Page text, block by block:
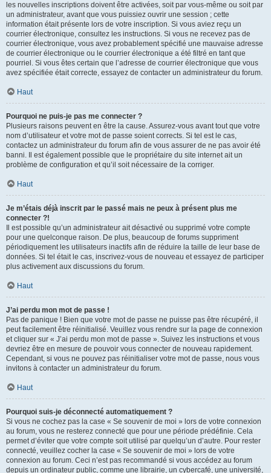
les nouvelles inscriptions doivent être activées, soit par vous-même ou soit par
un administrateur, avant que vous puissiez ouvrir une session ; cette
information était présente lors de votre inscription. Si vous aviez reçu un
courrier électronique, consultez les instructions. Si vous ne recevez pas de
courrier électronique, vous avez probablement spécifié une mauvaise adresse
de courrier électronique ou le courrier électronique a été filtré en tant que
pourriel. Si vous êtes certain que l’adresse de courrier électronique que vous
avez spécifiée était correcte, essayez de contacter un administrateur du forum.
Haut
Pourquoi ne puis-je pas me connecter ?
Plusieurs raisons peuvent en être la cause. Assurez-vous avant tout que votre
nom d’utilisateur et votre mot de passe soient corrects. Si tel est le cas,
contactez un administrateur du forum afin de vous assurer de ne pas avoir été
banni. Il est également possible que le propriétaire du site internet ait un
problème de configuration et qu’il soit nécessaire de la corriger.
Haut
Je m’étais déjà inscrit par le passé mais ne peux à présent plus me
connecter ?!
Il est possible qu’un administrateur ait désactivé ou supprimé votre compte
pour une quelconque raison. De plus, beaucoup de forums suppriment
périodiquement les utilisateurs inactifs afin de réduire la taille de leur base de
données. Si tel était le cas, inscrivez-vous de nouveau et essayez de participer
plus activement aux discussions du forum.
Haut
J’ai perdu mon mot de passe !
Pas de panique ! Bien que votre mot de passe ne puisse pas être récupéré, il
peut facilement être réinitialisé. Veuillez vous rendre sur la page de connexion
et cliquer sur « J’ai perdu mon mot de passe ». Suivez les instructions et vous
devriez être en mesure de pouvoir vous connecter de nouveau rapidement.
Cependant, si vous ne pouvez pas réinitialiser votre mot de passe, nous vous
invitons à contacter un administrateur du forum.
Haut
Pourquoi suis-je déconnecté automatiquement ?
Si vous ne cochez pas la case « Se souvenir de moi » lors de votre connexion
au forum, vous ne resterez connecté que pour une période prédéfinie. Cela
permet d’éviter que votre compte soit utilisé par quelqu’un d’autre. Pour rester
connecté, veuillez cocher la case « Se souvenir de moi » lors de votre
connexion au forum. Ceci n’est pas recommandé si vous accédez au forum
depuis un ordinateur public, comme une librairie, un cybercafé, une université,